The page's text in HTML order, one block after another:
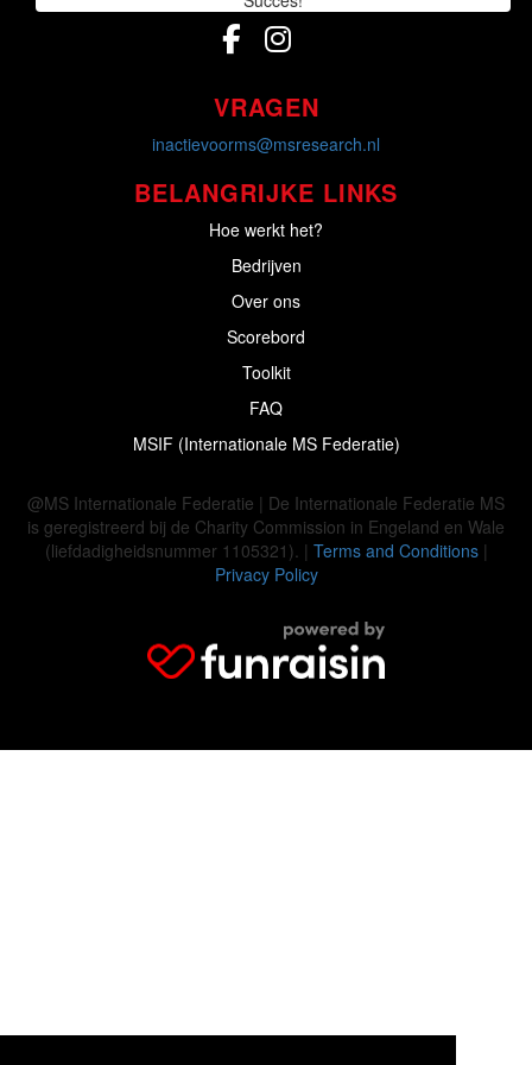
VRAGEN
inactievoorms@msresearch.nl
BELANGRIJKE LINKS
Hoe werkt het?
Bedrijven
Over ons
Scorebord
Toolkit
FAQ
MSIF (Internationale MS Federatie)
@MS Internationale Federatie | De Internationale Federatie MS
is geregistreerd bij de Charity Commission in Engeland en Wale
(liefdadigheidsnummer 1105321). | Terms and Conditions|
Privacy Policy